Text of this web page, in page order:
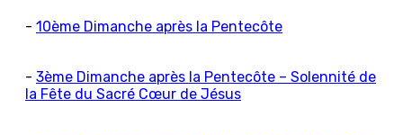
- 10ème Dimanche après la Pentecôte
- 3ème Dimanche après la Pentecôte – Solennité de
la Fête du Sacré Cœur de Jésus